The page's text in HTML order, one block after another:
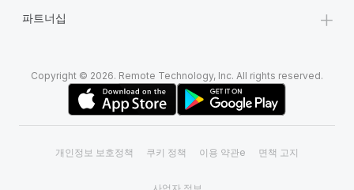
파트너십 +
Copyright © 2026. Remote Technology, Inc. All rights reserved.
개인정보 보호정책 쿠키 정책 이용 약관e 면책 고지